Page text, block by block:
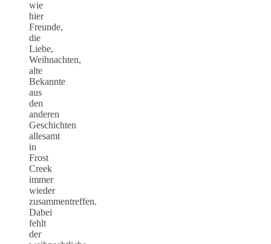
wie
hier
Freunde,
die
Liebe,
Weihnachten,
alte
Bekannte
aus
den
anderen
Geschichten
allesamt
in
Frost
Creek
immer
wieder
zusammentreffen.
Dabei
fehlt
der